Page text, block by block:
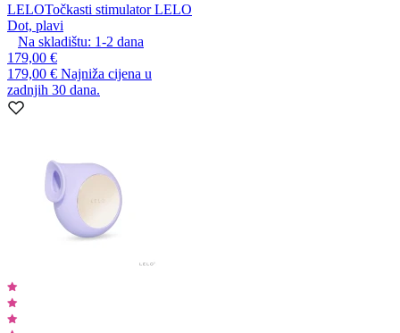
LELOTočkasti stimulator LELO
Dot, plavi
Na skladištu: 1-2 dana
179,00 €
179,00 € Najniža cijena u
zadnjih 30 dana.